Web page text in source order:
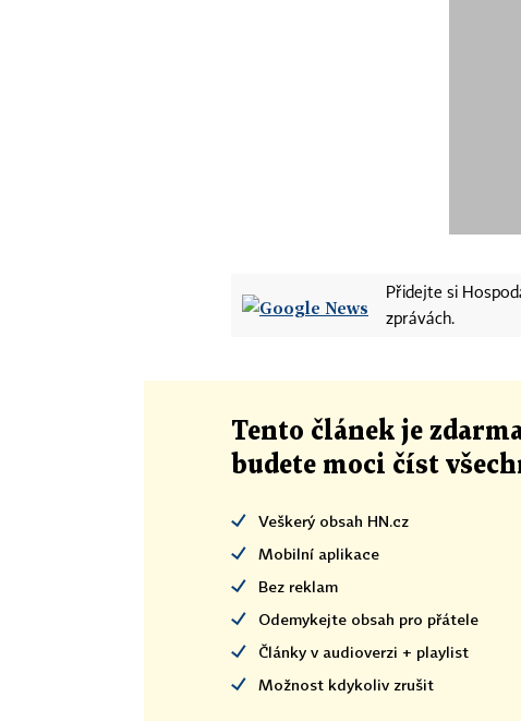
Přidejte si
zprávách.
Tento článek je
budete moci číst
Veškerý obsah HN.cz
Mobilní aplikace
Bez reklam
Odemykejte obsah pro přátele
Články v audioverzi + playlist
Možnost kdykoliv zrušit